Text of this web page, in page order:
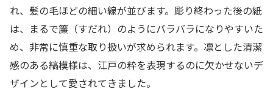
れ、髪の毛ほどの細い線が並びます。彫り終わった後の紙
は、まるで簾（すだれ）のようにバラバラになりやすいた
め、非常に慎重な取り扱いが求められます。凛とした清潔
感のある縞模様は、江戸の粋を表現するのに欠かせないデ
ザインとして愛されてきました。